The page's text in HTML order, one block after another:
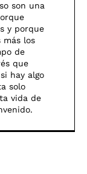
son una
y porque
más los
de
que
hay algo
solo
vida de